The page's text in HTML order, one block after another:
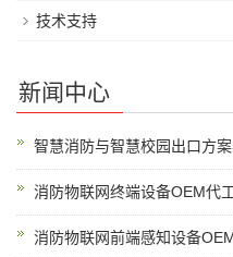
技术支持
新闻中心
智慧消防与智慧校园出口方
消防物联网终端设备OEM代
消防物联网前端感知设备